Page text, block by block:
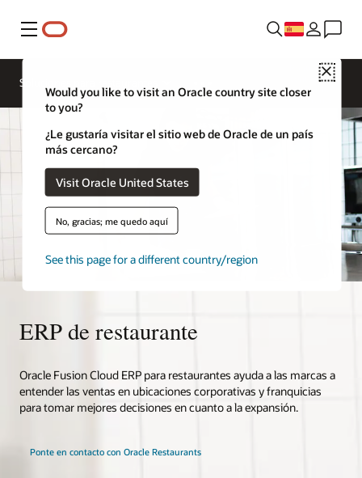
Menú
Close
Would you like to visit an Oracle country site closer
to you?
¿Le gustaría visitar el sitio web de Oracle de un país
más cercano?
Visit Oracle United States
No, gracias; me quedo aquí
See this page for a different country/region
Soluciones para restaurantes
Ponte en
contacto
con Oracle
Restaurants
ERP de restaurante
Oracle Fusion Cloud ERP para restaurantes ayuda a las marcas a
entender las ventas en ubicaciones corporativas y franquicias
para tomar mejores decisiones en cuanto a la expansión.
Ponte en contacto con Oracle Restaurants